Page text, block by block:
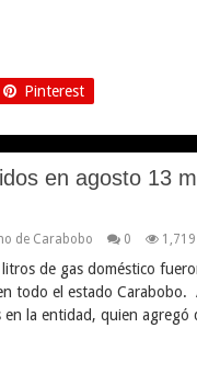
Pinterest
en agosto 13
de Carabobo 0 1,719
de gas doméstico
todo el estado Carabobo.
la entidad, quien agregó